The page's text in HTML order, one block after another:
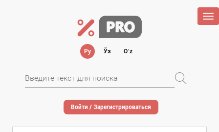
Ру Ўз Oʻz
Войти / Зарегистрироваться